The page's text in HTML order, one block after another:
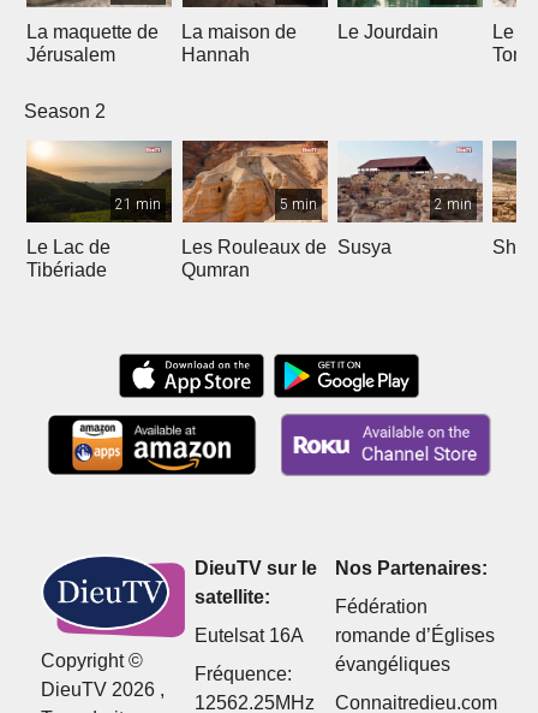
La maquette de
Jérusalem
La maison de
Hannah
Le Jourdain
Le
Season 2
21 min
Le Lac de
Tibériade
5 min
Les Rouleaux de
Qumran
2 min
Susya Shilo
Copyright ©
DieuTV 2026 ,
DieuTV sur le
satellite:
Eutelsat 16A
Fréquence:
12562.25MHz
Nos Partenaires:
Fédération
romande d’Églises
évangéliques
Connaitredieu.com